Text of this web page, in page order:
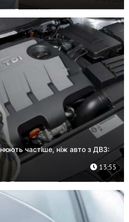
частіше, ніж авто з ДВЗ:
13:55